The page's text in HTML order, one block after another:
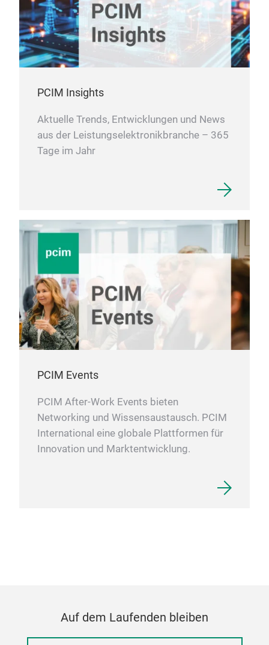
PCIM Insights
Aktuelle Trends, Entwicklungen und News
aus der Leistungselektronikbranche – 365
Tage im Jahr
PCIM Events
PCIM After-Work Events bieten
Networking und Wissensaustausch. PCIM
International eine globale Plattformen für
Innovation und Marktentwicklung.
Auf dem Laufenden bleiben